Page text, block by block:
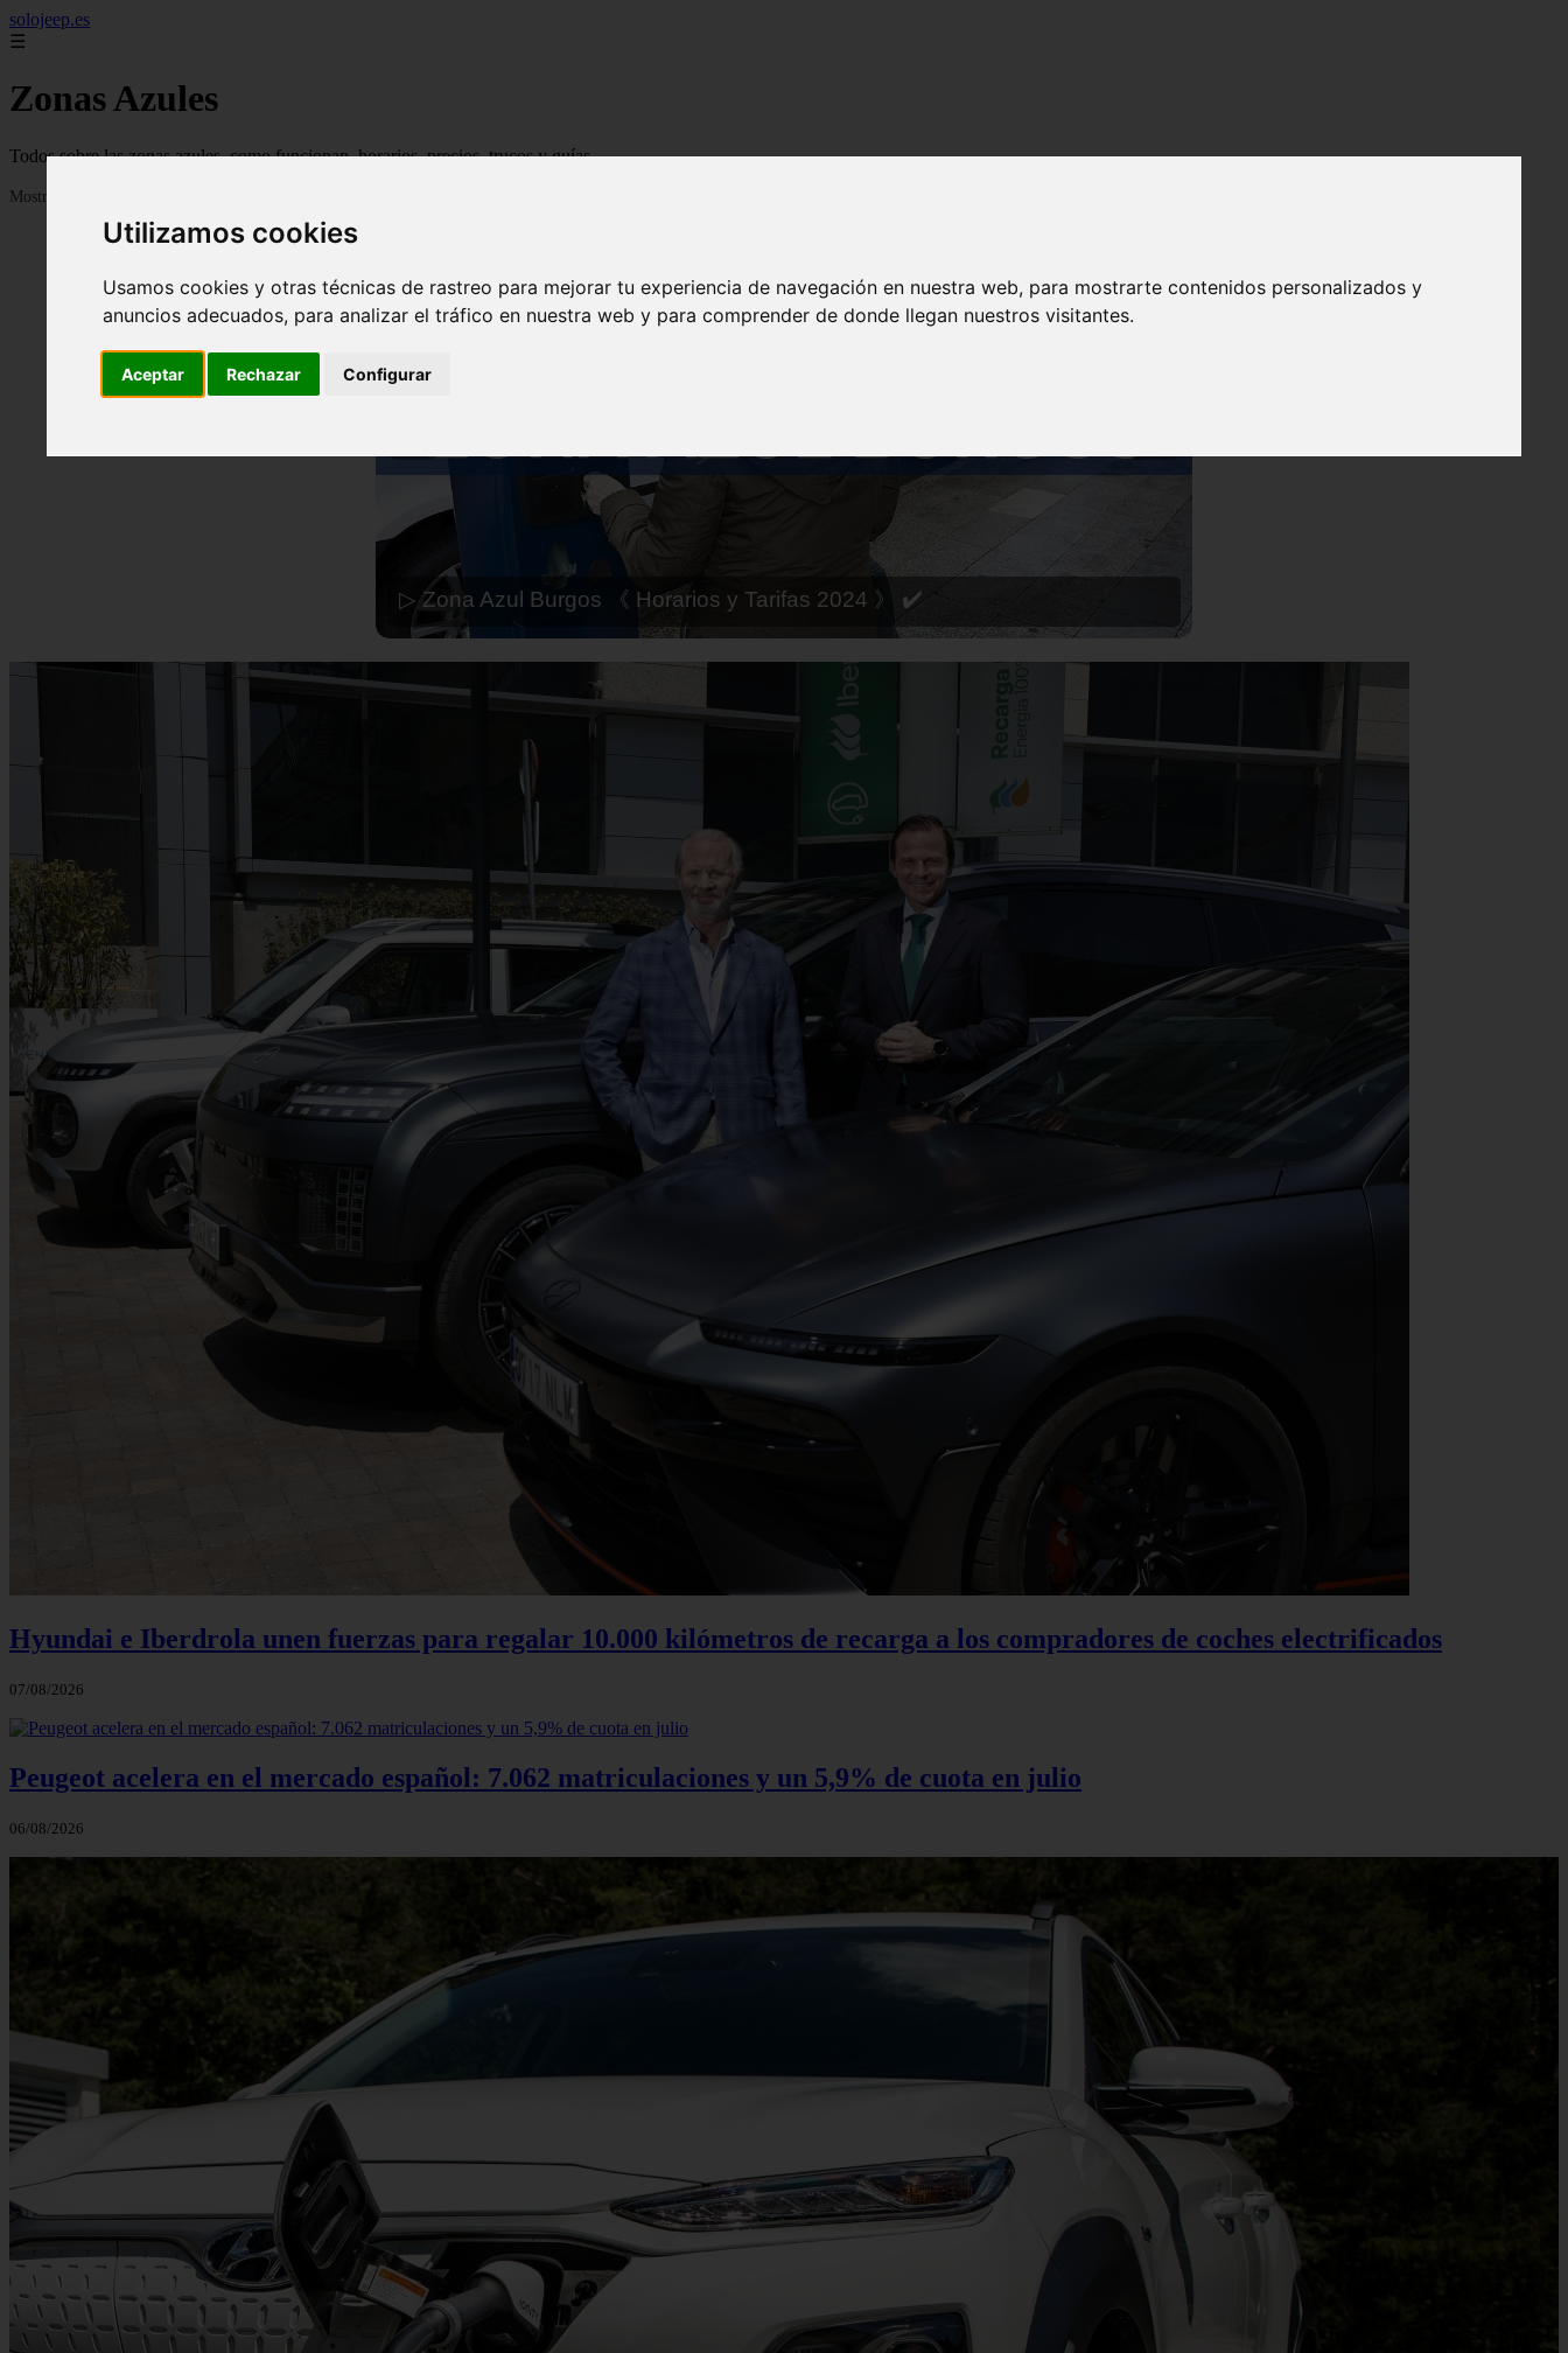
Utilizamos cookies
Usamos cookies y otras técnicas de rastreo para mejorar tu experiencia de navegación en nuestra web, para mostrarte contenidos personalizados y
anuncios adecuados, para analizar el tráfico en nuestra web y para comprender de donde llegan nuestros visitantes.
Aceptar Rechazar Configurar
solojeep.es
☰
Zonas Azules
Todos sobre las zonas azules, como funcionan, horarios, precios, trucos y guías
Mostrando 1 - 24 de 3336 artículos
▷ Zona Azul Córdoba 《 Horarios y Tarifas 2024 》 ✔️
Hyundai e Iberdrola unen fuerzas para regalar 10.000 kilómetros de recarga a los compradores de coches electrificados
07/08/2026
Peugeot acelera en el mercado español: 7.062 matriculaciones y un 5,9% de cuota en julio
06/08/2026